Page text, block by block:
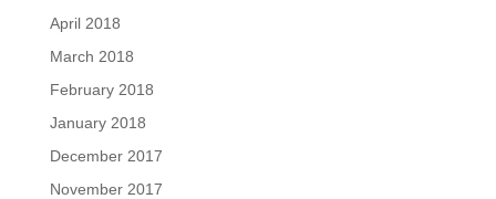
April 2018
March 2018
February 2018
January 2018
December 2017
November 2017